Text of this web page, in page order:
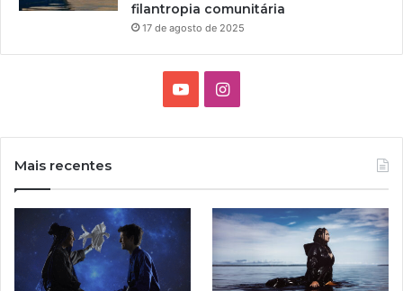
filantropia comunitária
17 de agosto de 2025
I
g
Mais recentes